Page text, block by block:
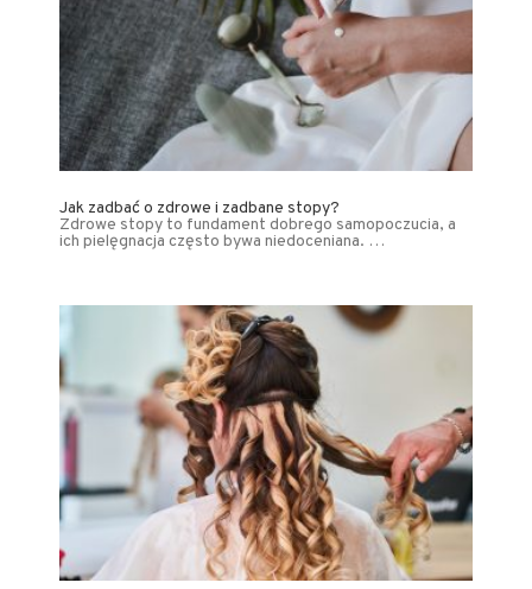
Jak zadbać o zdrowe i zadbane stopy?
Zdrowe stopy to fundament dobrego samopoczucia, a
ich pielęgnacja często bywa niedoceniana. …